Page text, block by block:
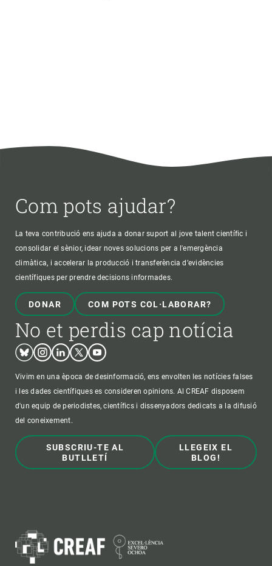
Com pots ajudar?
La teva contribució ens ajuda a donar suport al jove talent científic i
consolidar el sènior, idear noves solucions per a l'emergència
climàtica, i accelerar la producció i transferència d’evidències
científiques per prendre decisions informades.
DONAR COM POTS COL·LABORAR?
No et perdis cap notícia
BlueskyInstagram
LinkedinTwitterYoutube
Vivim en una època de desinformació, ens envolten les notícies falses
i les dades científiques es consideren opinions. Al CREAF disposem
d'un equip de periodistes, científics i dissenyadors dedicats a la difusió
del coneixement.
SUBSCRIU-TE AL
BUTLLETÍ
LLEGEIX EL
BLOG!